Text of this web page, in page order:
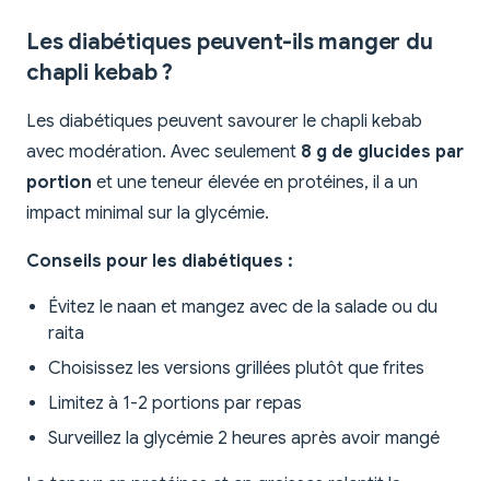
Les diabétiques peuvent-ils manger du
chapli kebab ?
Les diabétiques peuvent savourer le chapli kebab
avec modération. Avec seulement 8 g de glucides par
portion et une teneur élevée en protéines, il a un
impact minimal sur la glycémie.
Conseils pour les diabétiques :
Évitez le naan et mangez avec de la salade ou du
raita
Choisissez les versions grillées plutôt que frites
Limitez à 1-2 portions par repas
Surveillez la glycémie 2 heures après avoir mangé